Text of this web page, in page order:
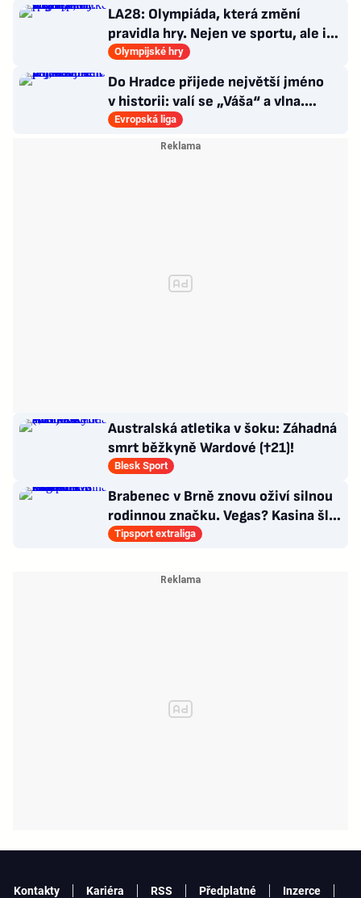
LA28: Olympiáda, která změní
pravidla hry. Nejen ve sportu, ale i
v&nbsp;marketingu
Olympijské hry
Do Hradce přijede největší jméno
v historii: valí se „Váša“ a vlna.
Policie v pohotovosti
Evropská liga
Australská atletika v šoku: Záhadná
smrt běžkyně Wardové (†21)!
Blesk Sport
Brabenec v Brně znovu oživí silnou
rodinnou značku. Vegas? Kasina šla
úplně mimo mě
Tipsport extraliga
Kontakty Kariéra RSS Předplatné
Inzerce